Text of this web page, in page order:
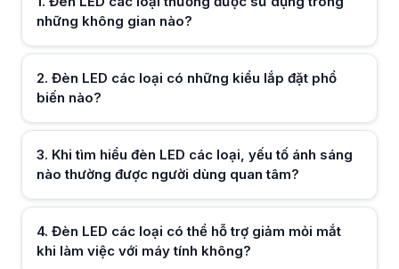
Một số đèn LED các loại được thiết kế để chiếu sáng gián tiếp hoặc
Đèn LED các loại có thể tạo hiệu ứng ánh sáng trang trí cho góc làm
Nhiều mẫu đèn LED các loại được sử dụng để tạo ánh sáng nền
Đèn LED các loại thường sử dụng nguồn điện nào?
Tùy thiết kế, đèn LED các loại có thể sử dụng nguồn USB, adapter
Đèn LED các loại có thể kết hợp với hệ thống bàn làm việc hoặc góc
Đèn LED các loại có ảnh hưởng đến tiêu thụ điện năng không?
So với nhiều loại đèn truyền thống, đèn LED các loại thường có
những không gian nào?
Hữu ích (0)
2. Đèn LED các loại có những kiểu lắp đặt phổ
biến nào?
Hữu ích (0)
3. Khi tìm hiểu đèn LED các loại, yếu tố ánh sáng
nào thường được người dùng quan tâm?
4. Đèn LED các loại có thể hỗ trợ giảm mỏi mắt
khi làm việc với máy tính không?